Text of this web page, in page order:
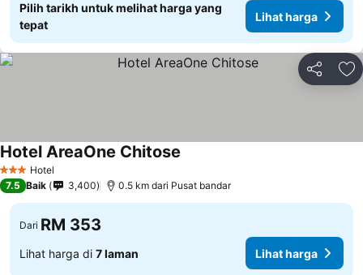
Pilih tarikh untuk melihat harga yang
tepat
Lihat harga
Kongsi
3 BintangHotel
Hotel AreaOne Chitose
7.5 Baik 3,400 0.5 km dari Pusat bandar
Dari RM 353
Lihat harga di 7 laman Lihat harga